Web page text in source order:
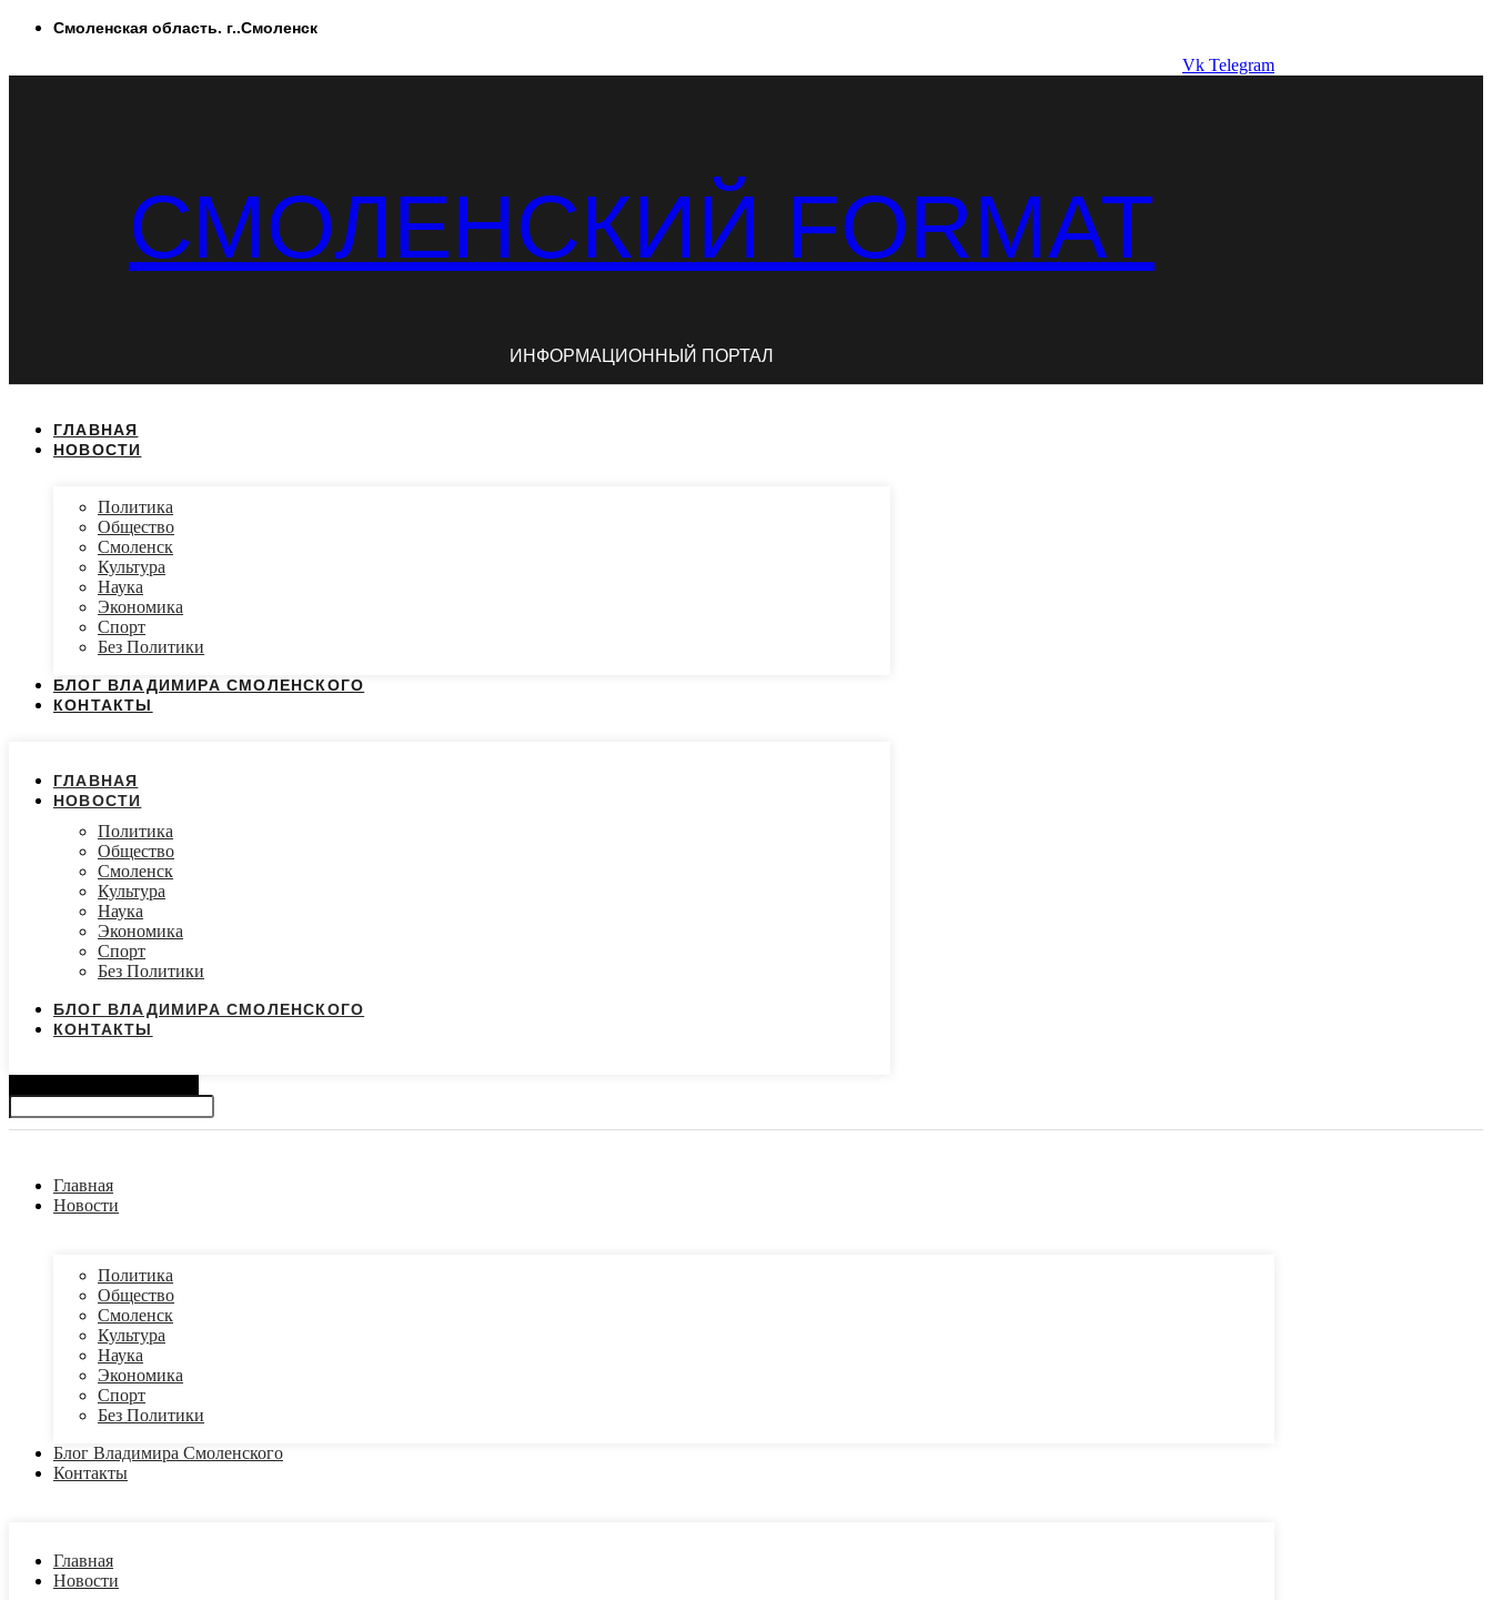
ПерейтиСмоленская область. г..Смоленск
Vk Telegram
СМОЛЕНСКИЙ FORMAT
ИНФОРМАЦИОННЫЙ ПОРТАЛ
ГЛАВНАЯ
НОВОСТИ
Политика
Общество
Смоленск
Культура
Наука
Экономика
Спорт
Без Политики
БЛОГ ВЛАДИМИРА СМОЛЕНСКОГО
КОНТАКТЫ
ГЛАВНАЯ
НОВОСТИ
Политика
Общество
Смоленск
Культура
Наука
Экономика
Спорт
Без Политики
БЛОГ ВЛАДИМИРА СМОЛЕНСКОГО
КОНТАКТЫ
Главная
Новости
Политика
Общество
Смоленск
Культура
Наука
Экономика
Спорт
Без Политики
Блог Владимира Смоленского
Контакты
Главная
Новости